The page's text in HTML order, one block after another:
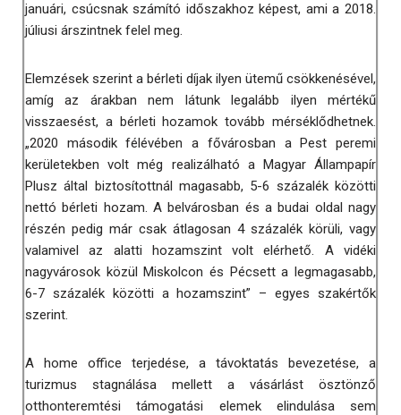
januári, csúcsnak számító időszakhoz képest, ami a 2018.
júliusi árszintnek felel meg.
Elemzések szerint a bérleti díjak ilyen ütemű csökkenésével,
amíg az árakban nem látunk legalább ilyen mértékű
visszaesést, a bérleti hozamok tovább mérséklődhetnek.
„2020 második félévében a fővárosban a Pest peremi
kerületekben volt még realizálható a Magyar Állampapír
Plusz által biztosítottnál magasabb, 5-6 százalék közötti
nettó bérleti hozam. A belvárosban és a budai oldal nagy
részén pedig már csak átlagosan 4 százalék körüli, vagy
valamivel az alatti hozamszint volt elérhető. A vidéki
nagyvárosok közül Miskolcon és Pécsett a legmagasabb,
6-7 százalék közötti a hozamszint” – egyes szakértők
szerint.
A home office terjedése, a távoktatás bevezetése, a
turizmus stagnálása mellett a vásárlást ösztönző
otthonteremtési támogatási elemek elindulása sem